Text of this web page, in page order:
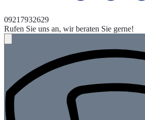
09217932629
Rufen Sie uns an, wir beraten Sie gerne!